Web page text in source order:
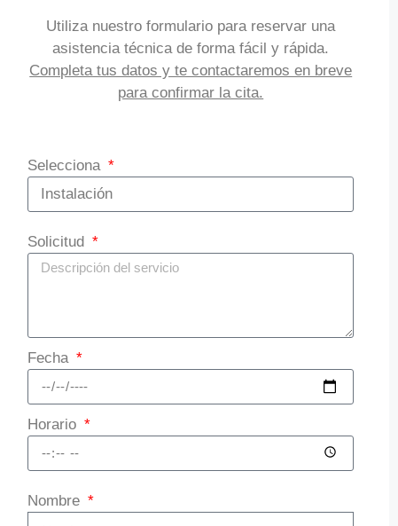
Utiliza nuestro formulario para reservar una
asistencia técnica de forma fácil y rápida.
Completa tus datos y te contactaremos en breve
para confirmar la cita.
Selecciona
Solicitud
Fecha
Horario
Nombre